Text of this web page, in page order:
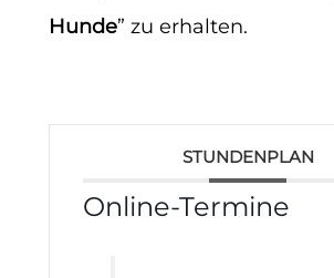
Hunde” zu erhalten.
STUNDENPLAN
Online-Termine